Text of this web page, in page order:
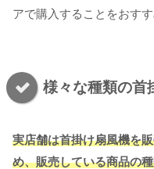
アで購入することをおすす
様々な種類の首
実店舗は首掛け扇風機を
め、販売している商品の